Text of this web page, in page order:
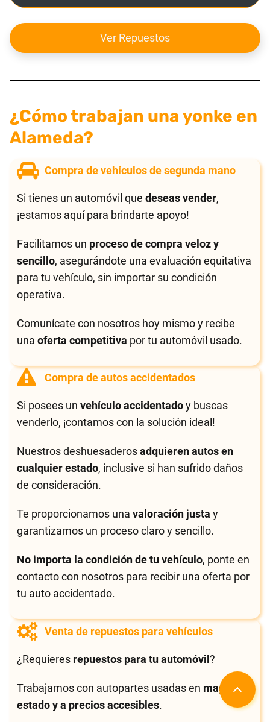
Ver Repuestos
¿Cómo trabajan una yonke en
Alameda?
Compra de vehículos de segunda mano
Si tienes un automóvil quedeseas vender,
¡estamos aquí para brindarte apoyo!
Facilitamos un proceso de compra veloz y
sencillo, asegurándote una evaluación equitativa
para tu vehículo, sin importar su condición
operativa.
Comunícate con nosotros hoy mismo y recibe
unaoferta competitiva por tu automóvil usado.
Compra de autos accidentados
Si posees unvehículo accidentadoy buscas
venderlo, ¡contamos con la solución ideal!
Nuestros deshuesaderosadquieren autos en
cualquier estado, inclusive si han sufrido daños
de consideración.
Te proporcionamos unavaloración justa y
garantizamos un proceso claro y sencillo.
No importa la condición de tu vehículo, ponte en
contacto con nosotros para recibir una oferta por
tu auto accidentado.
Venta de repuestos para vehículos
¿Requieres repuestos para tu automóvil?
Trabajamos con autopartes usadas en magnífico
estado y a precios accesibles.